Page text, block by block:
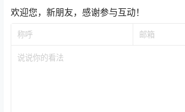
欢迎您，新朋友，感谢参与互动！